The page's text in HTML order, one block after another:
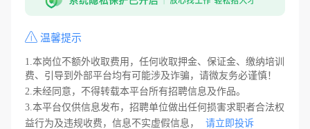
温馨提示
1.本岗位不额外收取费用，任何收取押金、保证金、缴纳培训
费、引导到外部平台均有可能涉及诈骗，请微友务必谨慎！
2.未经同意，不得转载本平台所有招聘信息及作品。
3.本平台仅供信息发布，招聘单位做出任何损害求职者合法权
益行为及违规收费，信息不实虚假信息，
请立即投诉